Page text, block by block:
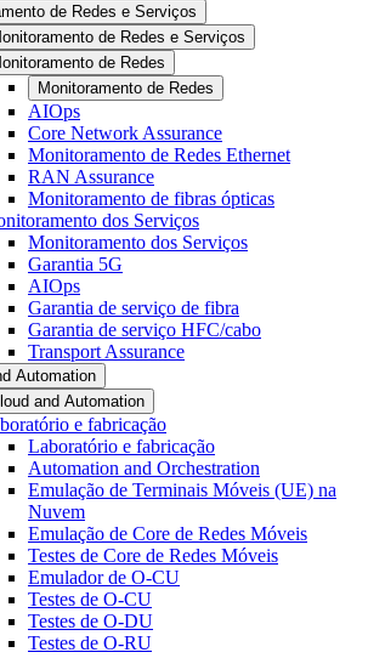
de Redes e Serviços
de Redes e Serviços
de Redes
Monitoramento de Redes
AIOps
Core Network Assurance
Monitoramento de Redes Ethernet
RAN Assurance
Monitoramento de fibras ópticas
dos Serviços
Monitoramento dos Serviços
Garantia 5G
AIOps
Garantia de serviço de fibra
Garantia de serviço HFC/cabo
Transport Assurance
Automation
and Automation
e fabricação
Laboratório e fabricação
Automation and Orchestration
Emulação de Terminais Móveis (UE) na
Nuvem
Emulação de Core de Redes Móveis
Testes de Core de Redes Móveis
Emulador de O-CU
Testes de O-CU
Testes de O-DU
Testes de O-RU